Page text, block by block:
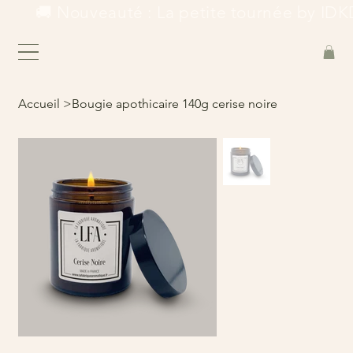
Accueil >Bougie apothicaire 140g cerise noire